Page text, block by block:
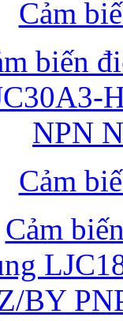
Cảm
Cảm